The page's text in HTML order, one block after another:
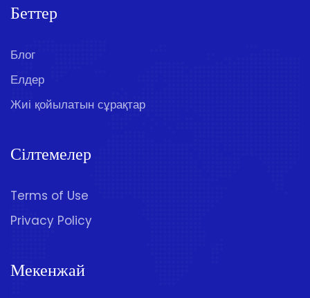
Беттер
Блог
Елдер
Жиі қойылатын сұрақтар
Сілтемелер
Terms of Use
Privacy Policy
Мекенжай